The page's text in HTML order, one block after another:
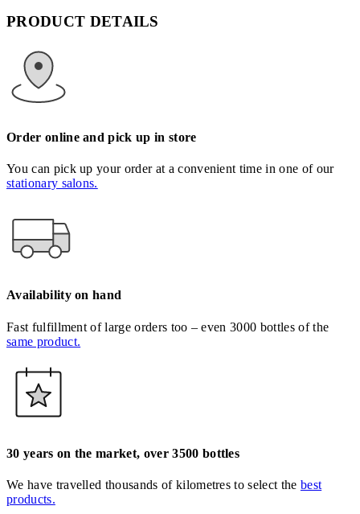
PRODUCT DETAILS
Order online and pick up in store
You can pick up your order at a convenient time in one of our
stationary salons.
Availability on hand
Fast fulfillment of large orders too – even 3000 bottles of the
same product.
30 years on the market, over 3500 bottles
We have travelled thousands of kilometres to select the best
products.